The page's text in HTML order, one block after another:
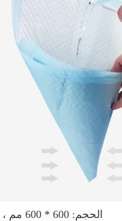
الحجم: 600 * 600 مم ، 600 * 900 مم